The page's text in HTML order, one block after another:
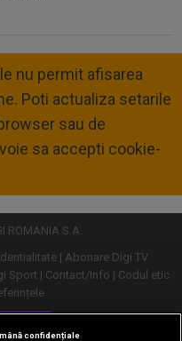
nu permit afisarea
Poti actualiza setarile
sau de
sa accepti cookie-
ROMANIA S.A.
Abonare Digi TV
Sport Contact/Info
Codul etic
confidențiale